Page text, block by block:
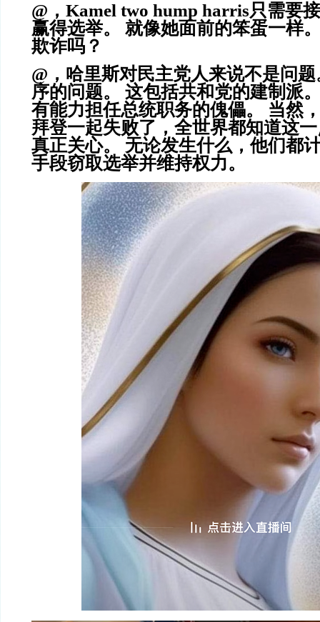
@，Kamel two hump harris只需要
赢得选举。 就像她面前的笨蛋一样
欺诈吗？
@，哈里斯对民主党人来说不是问
序的问题。 这包括共和党的建制派
有能力担任总统职务的傀儡。 当然
拜登一起失败了，全世界都知道这
真正关心。 无论发生什么，他们都
手段窃取选举并维持权力。